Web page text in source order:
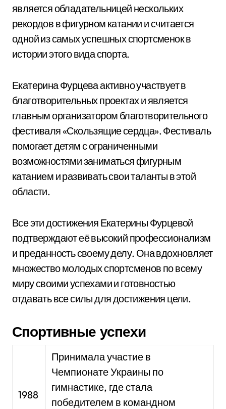
является обладательницей нескольких
рекордов в фигурном катании и считается
одной из самых успешных спортсменок в
истории этого вида спорта.
Екатерина Фурцева активно участвует в
благотворительных проектах и является
главным организатором благотворительного
фестиваля «Скользящие сердца». Фестиваль
помогает детям с ограниченными
возможностями заниматься фигурным
катанием и развивать свои таланты в этой
области.
Все эти достижения Екатерины Фурцевой
подтверждают её высокий профессионализм
и преданность своему делу. Она вдохновляет
множество молодых спортсменов по всему
миру своими успехами и готовностью
отдавать все силы для достижения цели.
Спортивные успехи
1988
Принимала участие в
Чемпионате Украины по
гимнастике, где стала
победителем в командном